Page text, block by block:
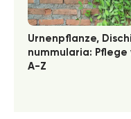
Urnenpflanze,
nummularia: Pflege
A-Z